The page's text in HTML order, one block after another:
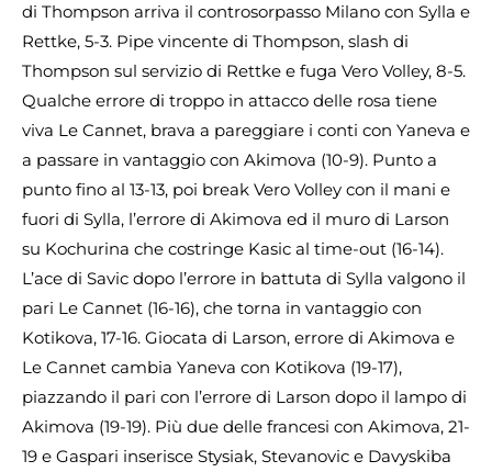
di Thompson arriva il controsorpasso Milano con Sylla e
Rettke, 5-3. Pipe vincente di Thompson, slash di
Thompson sul servizio di Rettke e fuga Vero Volley, 8-5.
Qualche errore di troppo in attacco delle rosa tiene
viva Le Cannet, brava a pareggiare i conti con Yaneva e
a passare in vantaggio con Akimova (10-9). Punto a
punto fino al 13-13, poi break Vero Volley con il mani e
fuori di Sylla, l’errore di Akimova ed il muro di Larson
su Kochurina che costringe Kasic al time-out (16-14).
L’ace di Savic dopo l’errore in battuta di Sylla valgono il
pari Le Cannet (16-16), che torna in vantaggio con
Kotikova, 17-16. Giocata di Larson, errore di Akimova e
Le Cannet cambia Yaneva con Kotikova (19-17),
piazzando il pari con l’errore di Larson dopo il lampo di
Akimova (19-19). Più due delle francesi con Akimova, 21-
19 e Gaspari inserisce Stysiak, Stevanovic e Davyskiba